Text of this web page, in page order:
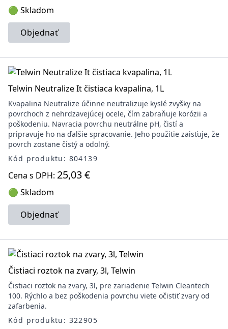
🟢 Skladom
Objednať
Telwin Neutralize It čistiaca kvapalina, 1L
Kvapalina Neutralize účinne neutralizuje kyslé zvyšky na
povrchoch z nehrdzavejúcej ocele, čím zabraňuje korózii a
poškodeniu. Navracia povrchu neutrálne pH, čistí a
pripravuje ho na ďalšie spracovanie. Jeho použitie zaisťuje, že
povrch zostane čistý a odolný.
Kód produktu: 804139
Cena s DPH: 25,03 €
🟢 Skladom
Objednať
Čistiaci roztok na zvary, 3l, Telwin
Čistiaci roztok na zvary, 3l, pre zariadenie Telwin Cleantech
100. Rýchlo a bez poškodenia povrchu viete očistiť zvary od
zafarbenia.
Kód produktu: 322905